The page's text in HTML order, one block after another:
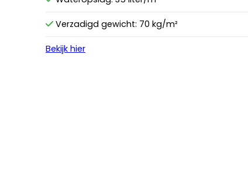
Verzadigd gewicht: 70 kg/m²
Bekijk hier